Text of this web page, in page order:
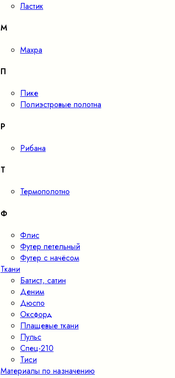
Ластик
М
Махра
П
Пике
Полиэстровые полотна
Р
Рибана
Т
Термополотно
Ф
Флис
Футер петельный
Футер с начёсом
Ткани
Батист, сатин
Деним
Дюспо
Оксфорд
Плащевые ткани
Пульс
Спец-210
Тиси
Материалы по назначению